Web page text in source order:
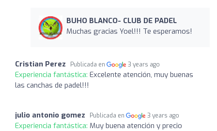
BUHO BLANCO- CLUB DE PADEL
Muchas gracias Yoel!!! Te esperamos!
Cristian Perez Publicada en 3 years ago
Experiencia fantástica: Excelente atención, muy buenas
las canchas de padel!!!
julio antonio gomez Publicada en 3 years ago
Experiencia fantástica: Muy buena atención y precio